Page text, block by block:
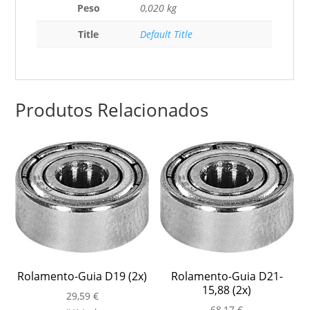
Peso
0,020 kg
Title
Default Title
Produtos Relacionados
Rolamento-Guia D19 (2x)
29,59 €
Rolamento-Guia D21-
15,88 (2x)